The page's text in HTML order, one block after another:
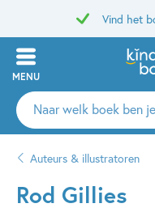
Vind het
MENU
Zoeken
naar
auteurs
uitgevers
Auteurs & illustratoren
Rod Gillies